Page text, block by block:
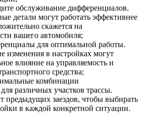
обслуживание дифференциалов.
детали могут работать эффективнее
скажется на
вашего автомобиля;
для оптимальной работы.
изменения в настройках могут
влияние на управляемость и
средства;
комбинации
различных участков трассы.
предыдущих заездов, чтобы выбирать
в каждой конкретной ситуации.